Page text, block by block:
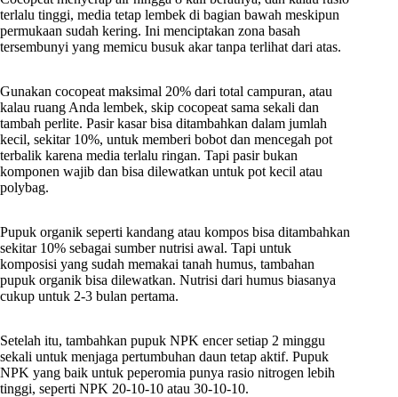
terlalu tinggi, media tetap lembek di bagian bawah meskipun
permukaan sudah kering. Ini menciptakan zona basah
tersembunyi yang memicu busuk akar tanpa terlihat dari atas.
Gunakan cocopeat maksimal 20% dari total campuran, atau
kalau ruang Anda lembek, skip cocopeat sama sekali dan
tambah perlite. Pasir kasar bisa ditambahkan dalam jumlah
kecil, sekitar 10%, untuk memberi bobot dan mencegah pot
terbalik karena media terlalu ringan. Tapi pasir bukan
komponen wajib dan bisa dilewatkan untuk pot kecil atau
polybag.
Pupuk organik seperti kandang atau kompos bisa ditambahkan
sekitar 10% sebagai sumber nutrisi awal. Tapi untuk
komposisi yang sudah memakai tanah humus, tambahan
pupuk organik bisa dilewatkan. Nutrisi dari humus biasanya
cukup untuk 2-3 bulan pertama.
Setelah itu, tambahkan pupuk NPK encer setiap 2 minggu
sekali untuk menjaga pertumbuhan daun tetap aktif. Pupuk
NPK yang baik untuk peperomia punya rasio nitrogen lebih
tinggi, seperti NPK 20-10-10 atau 30-10-10.